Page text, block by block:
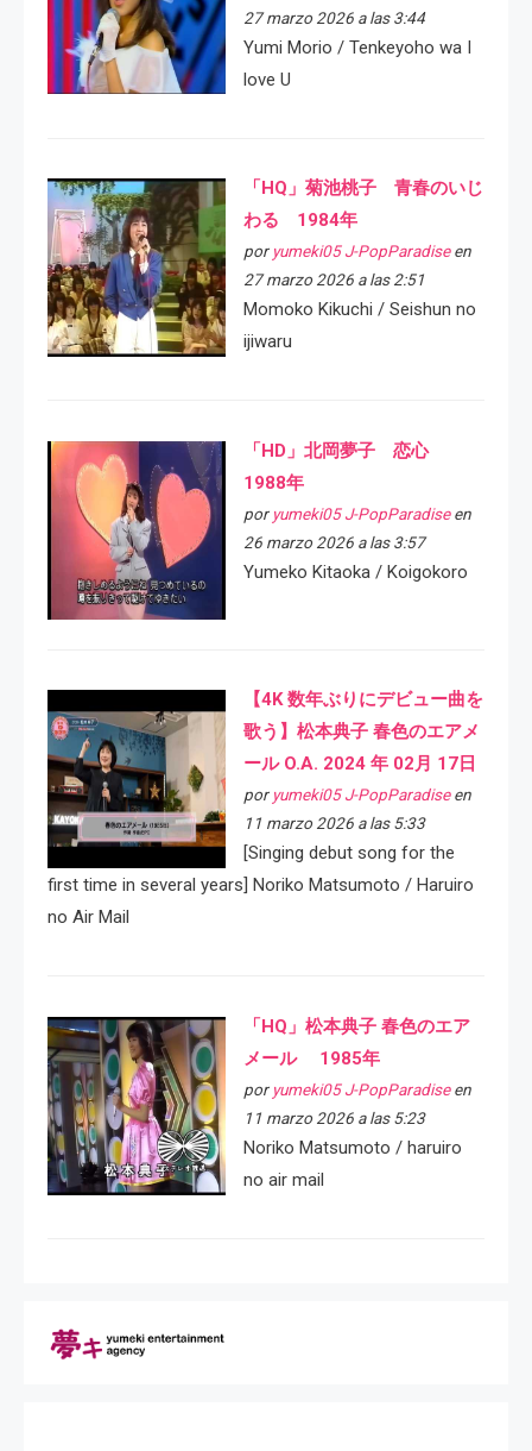
27 marzo 2026 a las 3:44
Yumi Morio / Tenkeyoho wa I
love U
「HQ」菊池桃子 青春のいじ
わる 1984年
por yumeki05 J-PopParadiseen
27 marzo 2026 a las 2:51
Momoko Kikuchi / Seishun no
ijiwaru
「HD」北岡夢子 恋心
1988年
por yumeki05 J-PopParadiseen
26 marzo 2026 a las 3:57
Yumeko Kitaoka / Koigokoro
【4K 数年ぶりにデビュー曲を
歌う】松本典子 春色のエアメ
ール O.A. 2024 年 02月 17日
por yumeki05 J-PopParadiseen
11 marzo 2026 a las 5:33
[Singing debut song for the
first time in several years] Noriko Matsumoto / Haruiro
no Air Mail
「HQ」松本典子 春色のエア
メール 1985年
por yumeki05 J-PopParadiseen
11 marzo 2026 a las 5:23
Noriko Matsumoto / haruiro
no air mail